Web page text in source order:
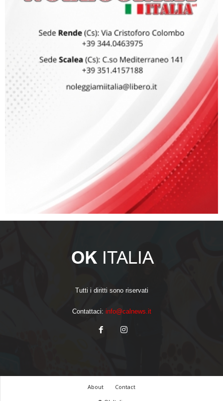
Tutti i diritti sono riservati
Contattaci: info@calnews.it
About
Contact